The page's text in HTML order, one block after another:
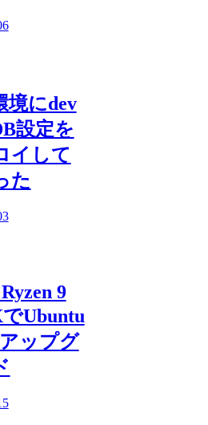
境にdev
設定を
イして
た
9
でUbuntu
ップグ